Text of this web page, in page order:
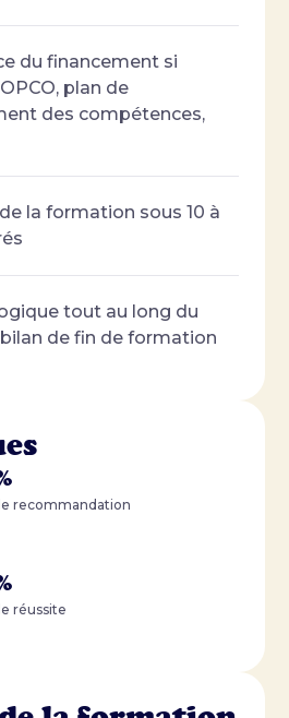
du financement si
plan de
des compétences,
la formation sous 10 à
tout au long du
de fin de formation
recommandation
réussite